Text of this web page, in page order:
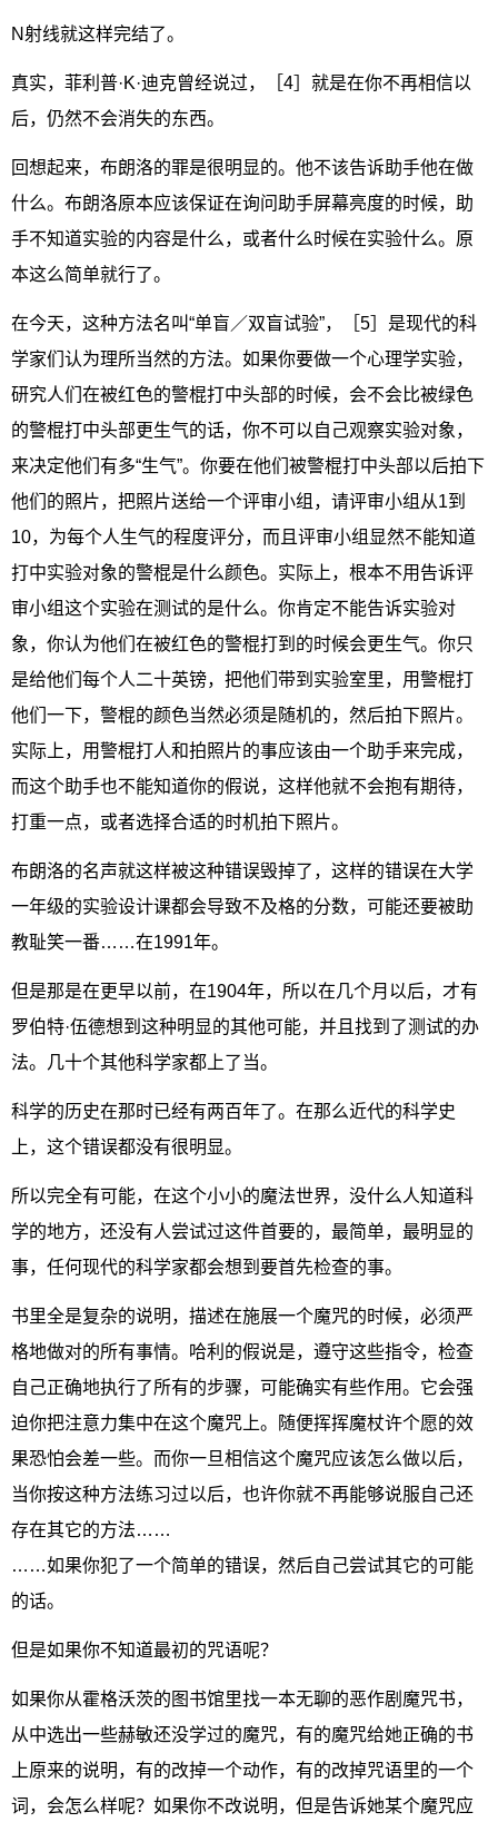
N射线就这样完结了。
真实，菲利普·K·迪克曾经说过，［4］就是在你不再相信以
后，仍然不会消失的东西。
回想起来，布朗洛的罪是很明显的。他不该告诉助手他在做
什么。布朗洛原本应该保证在询问助手屏幕亮度的时候，助
手不知道实验的内容是什么，或者什么时候在实验什么。原
本这么简单就行了。
在今天，这种方法名叫“单盲／双盲试验”，［5］是现代的科
学家们认为理所当然的方法。如果你要做一个心理学实验，
研究人们在被红色的警棍打中头部的时候，会不会比被绿色
的警棍打中头部更生气的话，你不可以自己观察实验对象，
来决定他们有多“生气”。你要在他们被警棍打中头部以后拍下
他们的照片，把照片送给一个评审小组，请评审小组从1到
10，为每个人生气的程度评分，而且评审小组显然不能知道
打中实验对象的警棍是什么颜色。实际上，根本不用告诉评
审小组这个实验在测试的是什么。你肯定不能告诉实验对
象，你认为他们在被红色的警棍打到的时候会更生气。你只
是给他们每个人二十英镑，把他们带到实验室里，用警棍打
他们一下，警棍的颜色当然必须是随机的，然后拍下照片。
实际上，用警棍打人和拍照片的事应该由一个助手来完成，
而这个助手也不能知道你的假说，这样他就不会抱有期待，
打重一点，或者选择合适的时机拍下照片。
布朗洛的名声就这样被这种错误毁掉了，这样的错误在大学
一年级的实验设计课都会导致不及格的分数，可能还要被助
教耻笑一番……在1991年。
但是那是在更早以前，在1904年，所以在几个月以后，才有
罗伯特·伍德想到这种明显的其他可能，并且找到了测试的办
法。几十个其他科学家都上了当。
科学的历史在那时已经有两百年了。在那么近代的科学史
上，这个错误都没有很明显。
所以完全有可能，在这个小小的魔法世界，没什么人知道科
学的地方，还没有人尝试过这件首要的，最简单，最明显的
事，任何现代的科学家都会想到要首先检查的事。
书里全是复杂的说明，描述在施展一个魔咒的时候，必须严
格地做对的所有事情。哈利的假说是，遵守这些指令，检查
自己正确地执行了所有的步骤，可能确实有些作用。它会强
迫你把注意力集中在这个魔咒上。随便挥挥魔杖许个愿的效
果恐怕会差一些。而你一旦相信这个魔咒应该怎么做以后，
当你按这种方法练习过以后，也许你就不再能够说服自己还
存在其它的方法……
……如果你犯了一个简单的错误，然后自己尝试其它的可能
的话。
但是如果你不知道最初的咒语呢？
如果你从霍格沃茨的图书馆里找一本无聊的恶作剧魔咒书，
从中选出一些赫敏还没学过的魔咒，有的魔咒给她正确的书
上原来的说明，有的改掉一个动作，有的改掉咒语里的一个
词，会怎么样呢？如果你不改说明，但是告诉她某个魔咒应